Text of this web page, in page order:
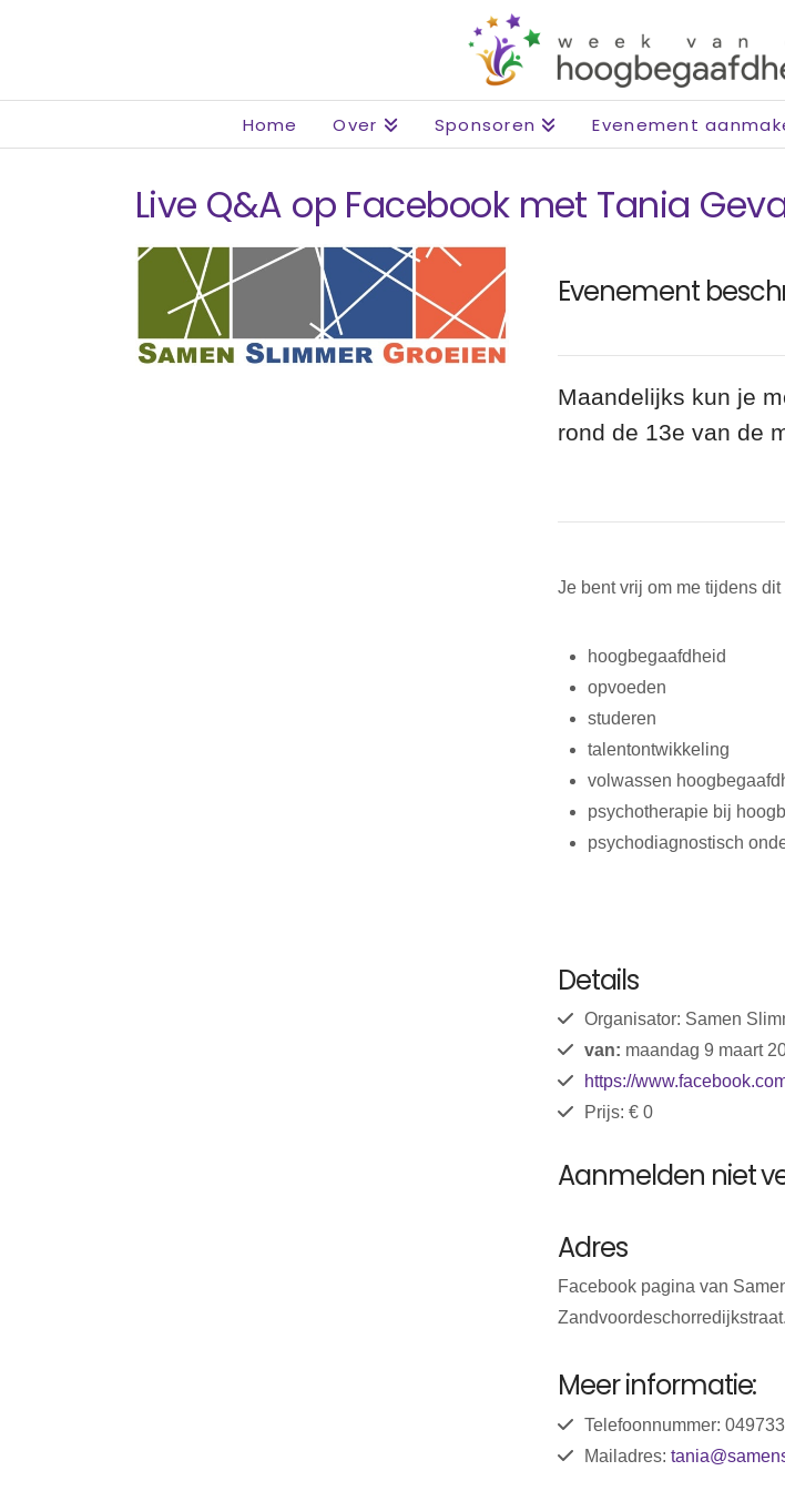
Home Over Sponsoren Evenement
Live Q&A op Facebook met Tania
Evenement
Maandelijks kun je
rond de 13e van de
Je bent vrij om me tijdens
hoogbegaafdheid
opvoeden
studeren
talentontwikkeling
volwassen
psychotherapie bij
psychodiagnostisch
Details
Organisator: Samen
van: maandag 9 maart
https://
Prijs: € 0
Aanmelden niet
Adres
Facebook pagina van
Zandvoordeschorredijkstraat.
Meer informatie:
Telefoonnummer:
Mailadres: